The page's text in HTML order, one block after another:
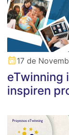
17 de
eTwinning
inspiren